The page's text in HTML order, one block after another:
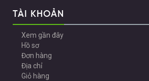
TÀI KHOẢN
Xem gần đây
Hồ sơ
Đơn hàng
Địa chỉ
Giỏ hàng